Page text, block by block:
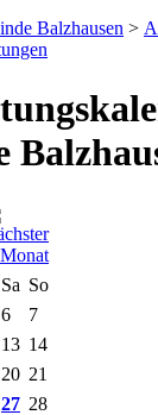
Balzhausen >
Sa So
6
7
13 14
20 21
27 28